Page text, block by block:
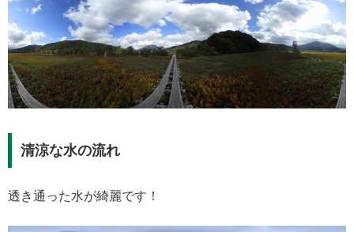
清涼な水の流れ
透き通った水が綺麗です！